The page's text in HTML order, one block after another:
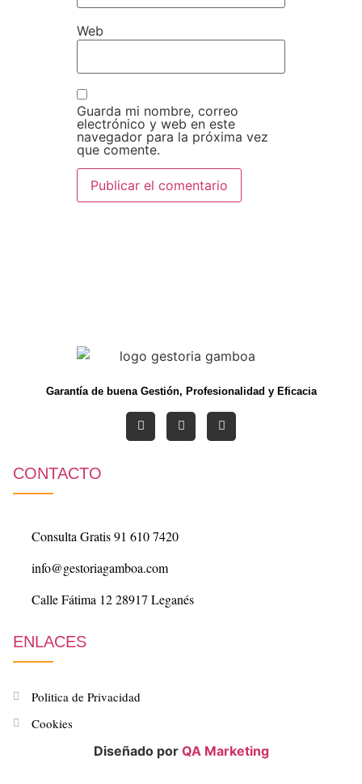
Web
Guarda mi nombre, correo
electrónico y web en este
navegador para la próxima vez
que comente.
Garantía de buena Gestión, Profesionalidad y Eficacia
CONTACTO
Consulta Gratis 91 610 7420
info@gestoriagamboa.com
Calle Fátima 12 28917 Leganés
ENLACES
Politica de Privacidad
Cookies
Diseñado por QA Marketing